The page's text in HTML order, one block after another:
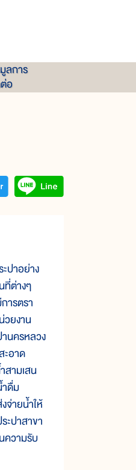
ลการ
อ
ปาอย่าง
ที่ต่างๆ
ารตรา
วยงาน
นครหลวง
ะอาด
สามเสน
ำดื่ม
จ่ายน้ำให้
ะปาสาขา
ความรับ